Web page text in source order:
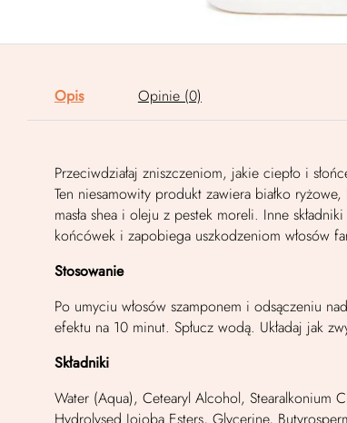
Opis Opinie (0)
Przeciwdziałaj zniszczeniom, jakie ciepło i
Ten niesamowity produkt zawiera białko
masła shea i oleju z pestek moreli. Inne
końcówek i zapobiega uszkodzeniom włosów
Stosowanie
Po umyciu włosów szamponem i odsączeniu
efektu na 10 minut. Spłucz wodą. Układaj jak
Składniki
Water (Aqua), Cetearyl Alcohol, Stearalkonium